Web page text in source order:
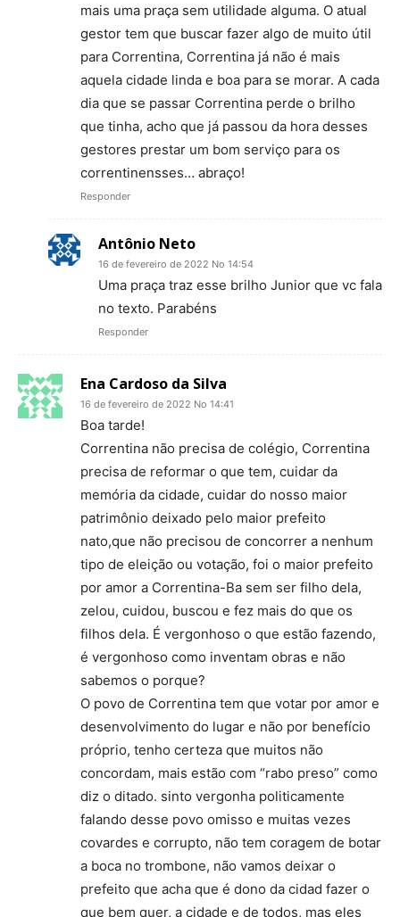
mais uma praça sem utilidade alguma. O atual
gestor tem que buscar fazer algo de muito útil
para Correntina, Correntina já não é mais
aquela cidade linda e boa para se morar. A cada
dia que se passar Correntina perde o brilho
que tinha, acho que já passou da hora desses
gestores prestar um bom serviço para os
correntinensses… abraço!
Responder
Antônio Neto
16 de fevereiro de 2022 No 14:54
Uma praça traz esse brilho Junior que vc fala
no texto. Parabéns
Responder
Ena Cardoso da Silva
16 de fevereiro de 2022 No 14:41
Boa tarde!
Correntina não precisa de colégio, Correntina
precisa de reformar o que tem, cuidar da
memória da cidade, cuidar do nosso maior
patrimônio deixado pelo maior prefeito
nato,que não precisou de concorrer a nenhum
tipo de eleição ou votação, foi o maior prefeito
por amor a Correntina-Ba sem ser filho dela,
zelou, cuidou, buscou e fez mais do que os
filhos dela. É vergonhoso o que estão fazendo,
é vergonhoso como inventam obras e não
sabemos o porque?
O povo de Correntina tem que votar por amor e
desenvolvimento do lugar e não por benefício
próprio, tenho certeza que muitos não
concordam, mais estão com “rabo preso” como
diz o ditado. sinto vergonha politicamente
falando desse povo omisso e muitas vezes
covardes e corrupto, não tem coragem de botar
a boca no trombone, não vamos deixar o
prefeito que acha que é dono da cidad fazer o
que bem quer, a cidade e de todos, mas eles